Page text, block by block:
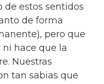
de estos sentidos
de forma
pero que
hace que la
Nuestras
tan sabias que